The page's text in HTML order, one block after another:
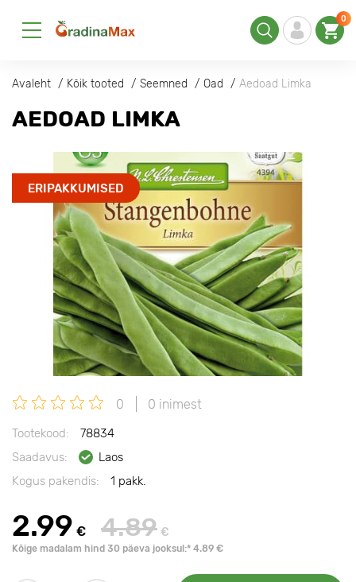
0
Avaleht Kõik tooted Seemned Oad Aedoad Limka
AEDOAD LIMKA
ERIPAKKUMISED
0 0 inimest
Tootekood:
78834
Saadavus:
Laos
Kogus pakendis:
1 pakk.
2.99 € 4.89 €
Kõige madalam hind 30 päeva jooksul:* 4.89 €